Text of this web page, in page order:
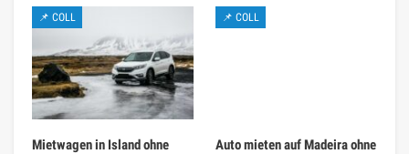
📌 COLL
Mietwagen in Island ohne
📌 COLL
Auto mieten auf Madeira ohne